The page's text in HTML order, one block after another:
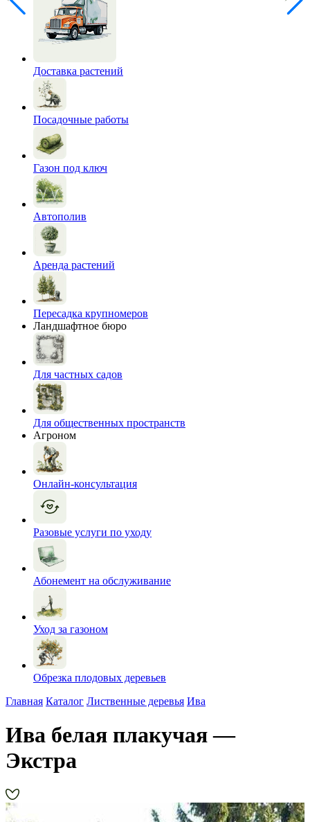
Доставка растений
Посадочные работы
Газон под ключ
Автополив
Аренда растений
Пересадка крупномеров
Ландшафтное бюро
Для частных садов
Для общественных пространств
Агроном
Онлайн-консультация
Разовые услуги по уходу
Абонемент на обслуживание
Уход за газоном
Обрезка плодовых деревьев
Главная Каталог Лиственные деревья Ива
Ива белая плакучая —
Экстра